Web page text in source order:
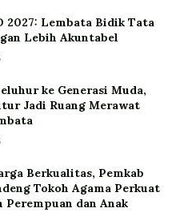
2027: Lembata Bidik Tata
Lebih Akuntabel
ke Generasi Muda,
Jadi Ruang Merawat
Berkualitas, Pemkab
Tokoh Agama Perkuat
Perempuan dan Anak